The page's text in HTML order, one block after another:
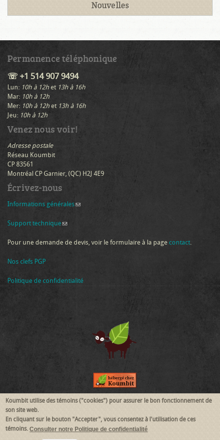
Nouvelles
Permanence téléphonique
☏ +1 514 907 9494
Lun: 10h à 12h et 13h à 16h
Mar: 10h à 12h
Mer: 10h à 12h et 13h à 16h
Jeu: 10h à 12h
Venez nous voir!
Adresse postale
Réseau Koumbit
CP 83561
Montréal CP Garnier, (QC) H2J 4E9
Écrivez-nous
Informations générales(link sends e-mail)
Support technique(link sends e-mail)
Pour une demande de devis, voir le formulaire à la page contact.
Nos clefs PGP
Politique de confidentialité
Suivez-nous
Koumbit utilise des témoins ("cookies") pour assurer le bon fonctionnement de
son site web.
En cliquant sur le bouton "Accepter", vous consentez à l'utilisation de ces
témoins. Consulter notre Politique de confidentialité